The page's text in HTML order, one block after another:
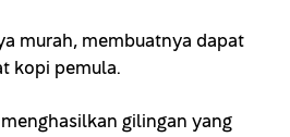
murah, membuatnya dapat
kopi pemula.
gilingan yang